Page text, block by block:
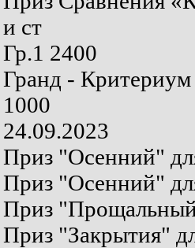
и ст
Гр.1 2400
Гранд -
1000
24.09.2023
Приз "Осенний"
Приз "Осенний"
Приз
Приз "Закрытия"